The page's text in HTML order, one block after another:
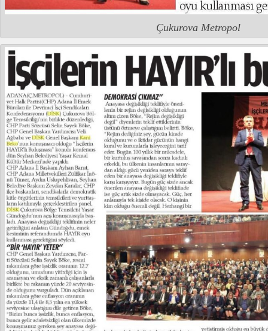
Çukurova Metropol